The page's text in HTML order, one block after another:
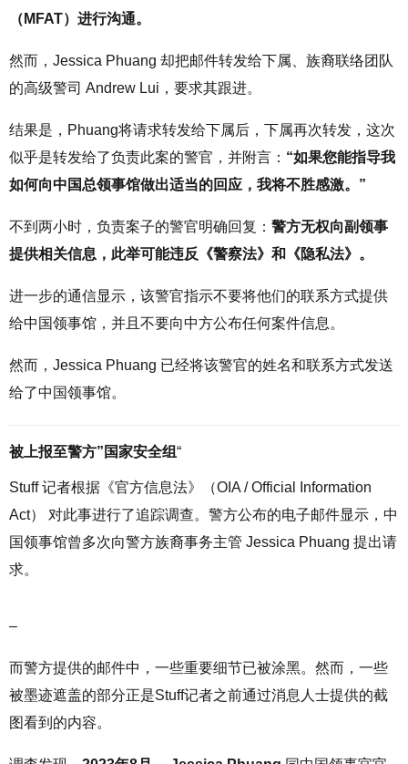
（MFAT）进行沟通。
然而，Jessica Phuang 却把邮件转发给下属、族裔联络团队
的高级警司 Andrew Lui，要求其跟进。
结果是，Phuang将请求转发给下属后，下属再次转发，这次
似乎是转发给了负责此案的警官，并附言： “如果您能指导我
如何向中国总领事馆做出适当的回应，我将不胜感激。”
不到两小时，负责案子的警官明确回复： 警方无权向副领事
提供相关信息，此举可能违反《警察法》和《隐私法》。
进一步的通信显示，该警官指示不要将他们的联系方式提供
给中国领事馆，并且不要向中方公布任何案件信息。
然而，Jessica Phuang 已经将该警官的姓名和联系方式发送
给了中国领事馆。
被上报至警方”国家安全组“
Stuff 记者根据《官方信息法》（OIA / Official Information
Act） 对此事进行了追踪调查。警方公布的电子邮件显示，中
国领事馆曾多次向警方族裔事务主管 Jessica Phuang 提出请
求。
–
而警方提供的邮件中，一些重要细节已被涂黑。然而，一些
被墨迹遮盖的部分正是Stuff记者之前通过消息人士提供的截
图看到的内容。